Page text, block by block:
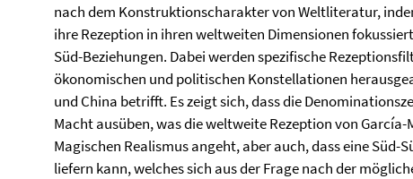
nach dem Konstruktionscharakter von Weltliteratur,
ihre Rezeption in ihren weltweiten Dimensionen
Süd-Beziehungen. Dabei werden spezifische
ökonomischen und politischen Konstellationen
und China betrifft. Es zeigt sich, dass die
Macht ausüben, was die weltweite Rezeption von
Magischen Realismus angeht, aber auch, dass eine
liefern kann, welches sich aus der Frage nach der